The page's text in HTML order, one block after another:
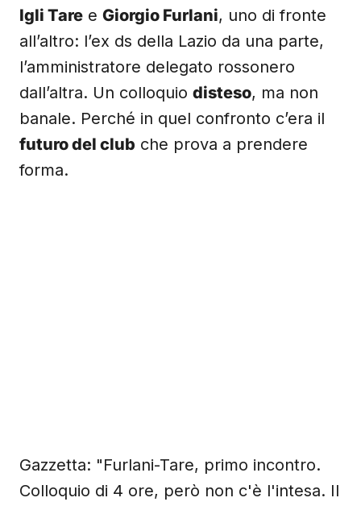
Igli Tare e Giorgio Furlani, uno di fronte
all’altro: l’ex ds della Lazio da una parte,
l’amministratore delegato rossonero
dall’altra. Un colloquio disteso, ma non
banale. Perché in quel confronto c’era il
futuro del club che prova a prendere
forma.
Gazzetta: "Furlani-Tare, primo incontro.
Colloquio di 4 ore, però non c'è l'intesa. Il